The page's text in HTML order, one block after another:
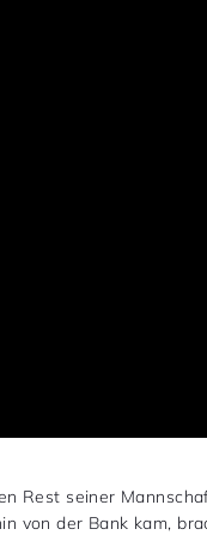
Rest seiner
von der Bank kam,